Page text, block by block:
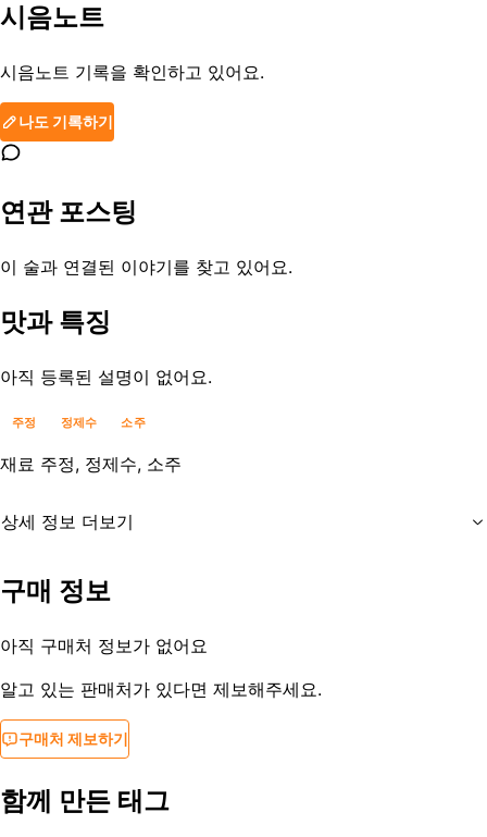
시음노트
시음노트 기록을 확인하고 있어요.
나도 기록하기
연관 포스팅
이 술과 연결된 이야기를 찾고 있어요.
맛과 특징
아직 등록된 설명이 없어요.
주정 정제수 소주
재료 주정, 정제수, 소주
상세 정보 더보기
등록일
구매 정보
아직 구매처 정보가 없어요
알고 있는 판매처가 있다면 제보해주세요.
구매처 제보하기
함께 만든 태그